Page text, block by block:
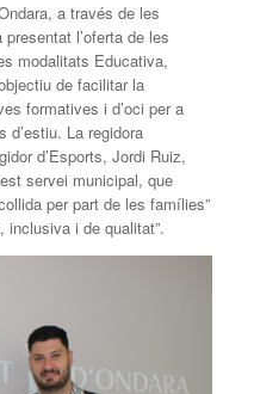
a través de les
l’oferta de les
modalitats Educativa,
de facilitar la
formatives i d’oci per a
La regidora
d’Esports, Jordi Ruiz,
servei municipal, que
per part de les famílies”
inclusiva i de qualitat”.